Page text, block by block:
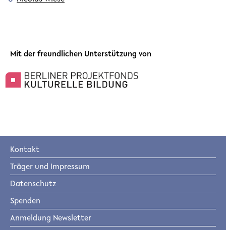
Mit der freundlichen Unterstützung von
Kontakt
Träger und Impressum
Datenschutz
Spenden
Anmeldung Newsletter